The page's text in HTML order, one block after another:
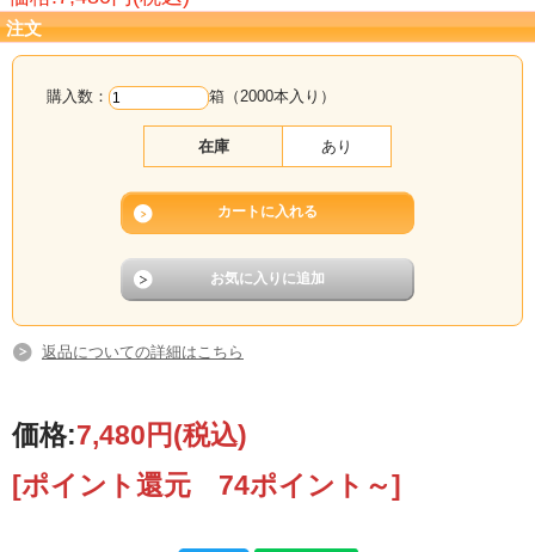
注文
購入数： 箱（2000本入り）
在庫 あり
返品についての詳細はこちら
価格:7,480円(税込)
[ポイント還元 74ポイント～]